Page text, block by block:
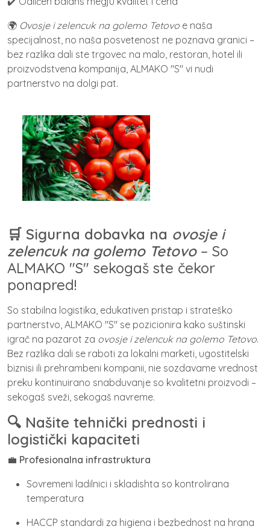
🌍 Ovosje i zelencuk na golemo Tetovo e naša
specijalnost, no naša posvetenost ne poznava granici –
bez razlika dali ste trgovec na malo, restoran, hotel ili
proizvodstvena kompanija, ALMAKO "S" vi nudi
partnerstvo na dolgi pat.
🛒 Sigurna dobavka na ovosje i
zelencuk na golemo Tetovo– So
ALMAKO "S" sekogaš ste čekor
ponapred!
So stabilna logistika, edukativen pristap i strateško
partnerstvo, ALMAKO "S" se pozicionira kako suštinski
igrač na pazarot za ovosje i zelencuk na golemo Tetovo.
Bez razlika dali se raboti za lokalni marketi, ugostitelski
biznisi ili prehrambeni kompanii, nie sozdavame vrednost
preku kontinuirano snabduvanje so kvalitetni proizvodi –
sekogaš sveži, sekogaš navreme.
🔍 Našite tehnički prednosti i
logistički kapaciteti
💼 Profesionalna infrastruktura
Sovremeni ladilnici i skladishta so kontrolirana
temperatura
HACCP standardi za higiena i bezbednost na hrana